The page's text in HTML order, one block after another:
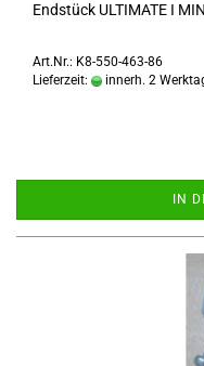
End­stück UL­TI­MA­TE I
Art.Nr.: K8-550-463-86
Lieferzeit:
innerh. 2
IN